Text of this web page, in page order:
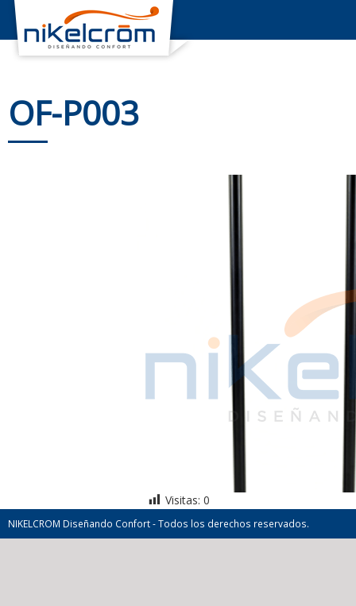
OF-P003
Visitas: 0
NIKELCROM Diseñando Confort - Todos los derechos reservados.